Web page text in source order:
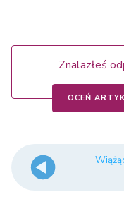
Znalazłeś
OCEŃ